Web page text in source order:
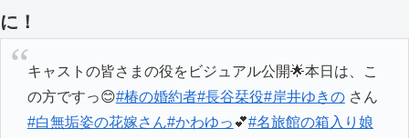
に！
キャストの皆さまの役をビジュアル公開🌟本日は、こ
の方ですっ😊#椿の婚約者#長谷栞役#岸井ゆきのさん
#白無垢姿の花嫁さん#かわゆっ 💕#名旅館の箱入り娘